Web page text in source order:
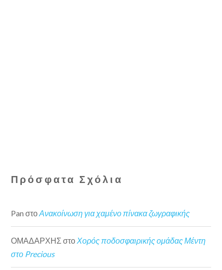
Πρόσφατα Σχόλια
Pan στοΑνακοίνωση για χαμένο πίνακα ζωγραφικής
ΟΜΑΔΑΡΧΗΣ στοΧορός ποδοσφαιρικής ομάδας Μέντη
στο Precious